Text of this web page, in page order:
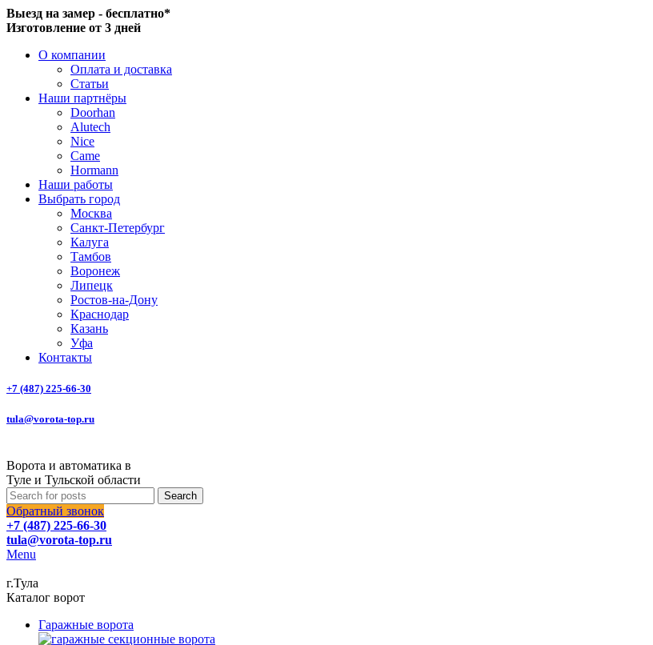
Выезд на замер - бесплатно*
Изготовление от 3 дней
О компании
Оплата и доставка
Статьи
Наши партнёры
Doorhan
Alutech
Nice
Came
Hormann
Наши работы
Выбрать город
Москва
Санкт-Петербург
Калуга
Тамбов
Воронеж
Липецк
Ростов-на-Дону
Краснодар
Казань
Уфа
Контакты
+7 (487) 225-66-30
tula@vorota-top.ru
Ворота и автоматика в
Туле и Тульской области
Search
Обратный звонок
+7 (487) 225-66-30
tula@vorota-top.ru
Menu
г.Тула
Каталог ворот
Гаражные ворота